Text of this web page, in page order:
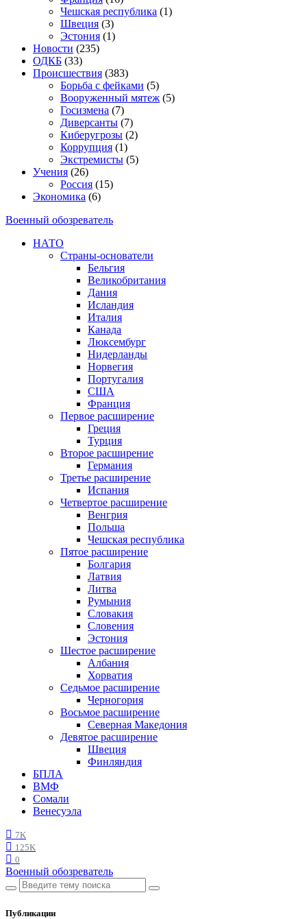
Чешская республика (1)
Швеция (3)
Эстония (1)
Новости (235)
ОДКБ (33)
Происшествия (383)
Борьба с фейками (5)
Вооруженный мятеж (5)
Госизмена (7)
Диверсанты (7)
Киберугрозы (2)
Коррупция (1)
Экстремисты (5)
Учения (26)
Россия (15)
Экономика (6)
Военный обозреватель
НАТО
Страны-основатели
Бельгия
Великобритания
Дания
Исландия
Италия
Канада
Люксембург
Нидерланды
Норвегия
Португалия
США
Франция
Первое расширение
Греция
Турция
Второе расширение
Германия
Третье расширение
Испания
Четвертое расширение
Венгрия
Польша
Чешская республика
Пятое расширение
Болгария
Латвия
Литва
Румыния
Словакия
Словения
Эстония
Шестое расширение
Албания
Хорватия
Седьмое расширение
Черногория
Восьмое расширение
Северная Македония
Девятое расширение
Швеция
Финляндия
БПЛА
ВМФ
Сомали
Венесуэла
7K
125K
0
Военный обозреватель
Публикации